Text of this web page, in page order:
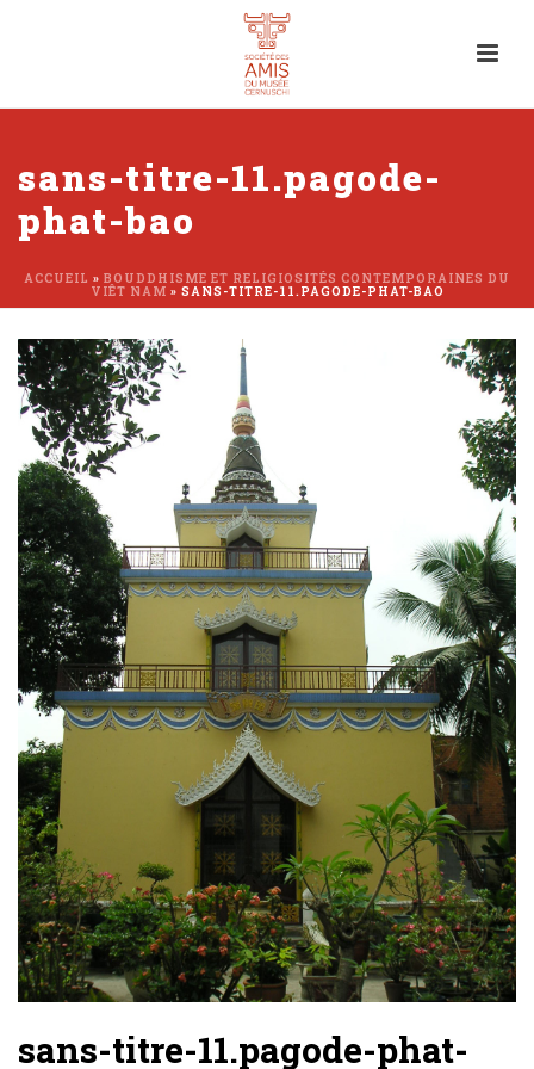
sans-titre-11.pagode-
phat-bao
ACCUEIL » BOUDDHISME ET RELIGIOSITÉS CONTEMPORAINES DU
VIÊT NAM » SANS-TITRE-11.PAGODE-PHAT-BAO
sans-titre-11.pagode-phat-